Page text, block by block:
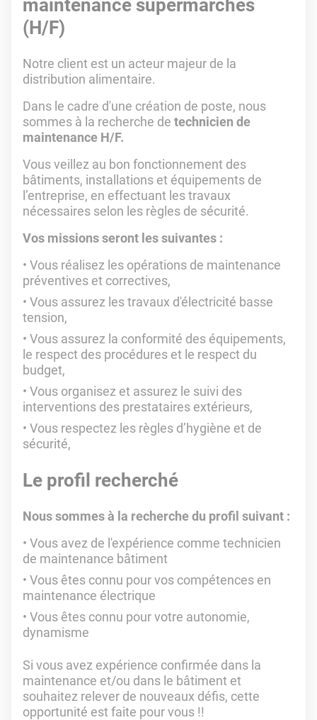
maintenance supermarchés
(H/F)
Notre client est un acteur majeur de la
distribution alimentaire.
Dans le cadre d'une création de poste, nous
sommes à la recherche de technicien de
maintenance H/F.
Vous veillez au bon fonctionnement des
bâtiments, installations et équipements de
l’entreprise, en effectuant les travaux
nécessaires selon les règles de sécurité.
Vos missions seront les suivantes :
Vous réalisez les opérations de maintenance
préventives et correctives,
Vous assurez les travaux d'électricité basse
tension,
Vous assurez la conformité des équipements,
le respect des procédures et le respect du
budget,
Vous organisez et assurez le suivi des
interventions des prestataires extérieurs,
Vous respectez les règles d’hygiène et de
sécurité,
Le profil recherché
Nous sommes à la recherche du profil suivant :
Vous avez de l'expérience comme technicien
de maintenance bâtiment
Vous êtes connu pour vos compétences en
maintenance électrique
Vous êtes connu pour votre autonomie,
dynamisme
Si vous avez expérience confirmée dans la
maintenance et/ou dans le bâtiment et
souhaitez relever de nouveaux défis, cette
opportunité est faite pour vous !!